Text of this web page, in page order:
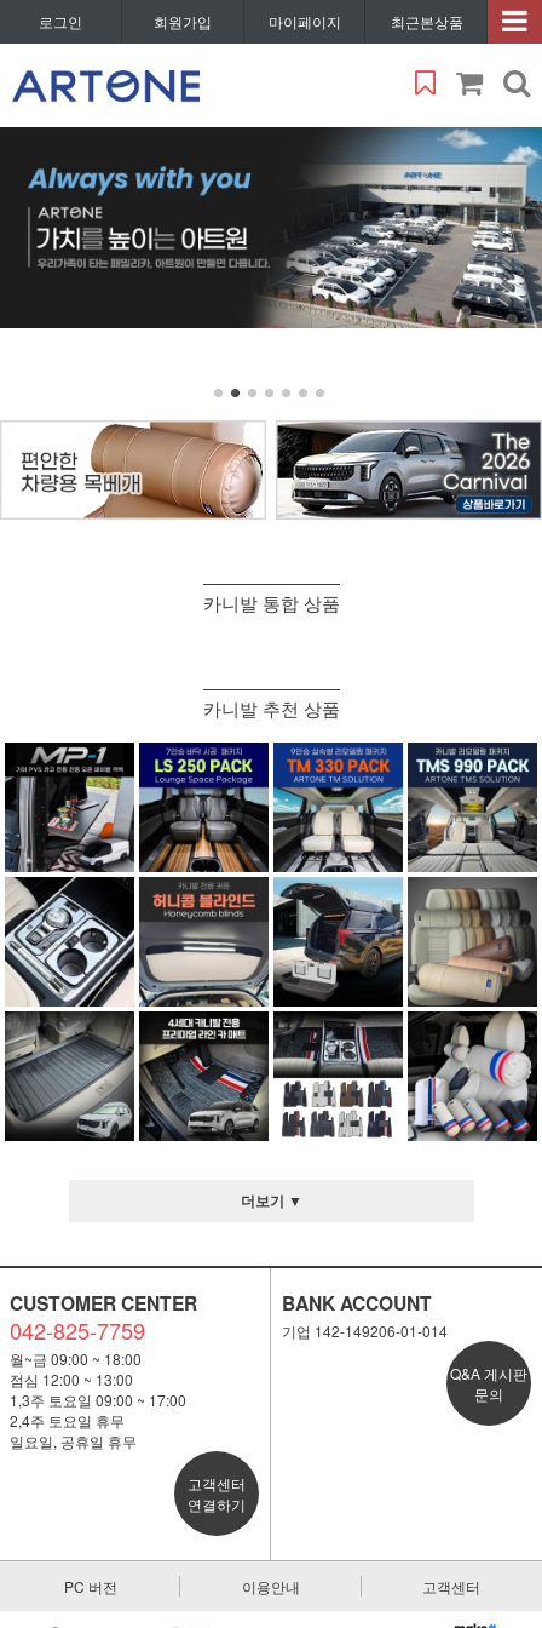
로그인 회원가입 마이페이지 최근본상품
카니발 통합 상품
카니발 추천 상품
더보기 ▼
CUSTOMER CENTER
042-825-7759
월~금 09:00 ~ 18:00
점심 12:00 ~ 13:00
1,3주 토요일 09:00 ~ 17:00
2,4주 토요일 휴무
일요일, 공휴일 휴무
고객센터
연결하기
BANK ACCOUNT
기업 142-149206-01-014
Q&A 게시판
문의
PC 버전 이용안내 고객센터